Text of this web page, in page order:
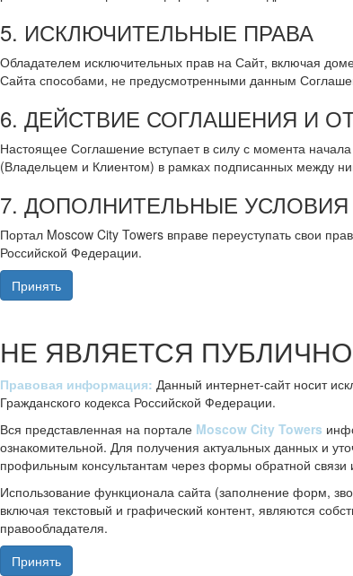
5. ИСКЛЮЧИТЕЛЬНЫЕ ПРАВА
Обладателем исключительных прав на Сайт, включая
Сайта способами, не предусмотренными данным
6. ДЕЙСТВИЕ СОГЛАШЕНИЯ И
Настоящее Соглашение вступает в силу с момента
(Владельцем и Клиентом) в рамках подписанных между
7. ДОПОЛНИТЕЛЬНЫЕ УСЛОВИЯ
Портал Moscow City Towers вправе переуступать свои
Российской Федерации.
Принять
НЕ ЯВЛЯЕТСЯ
Правовая информация: Данный интернет-сайт носит
Гражданского кодекса Российской Федерации.
Вся представленная на портале Moscow City Towers
ознакомительной. Для получения актуальных данных и
профильным консультантам через формы обратной
Использование функционала сайта (заполнение форм,
включая текстовый и графический контент, являются
правообладателя.
Принять